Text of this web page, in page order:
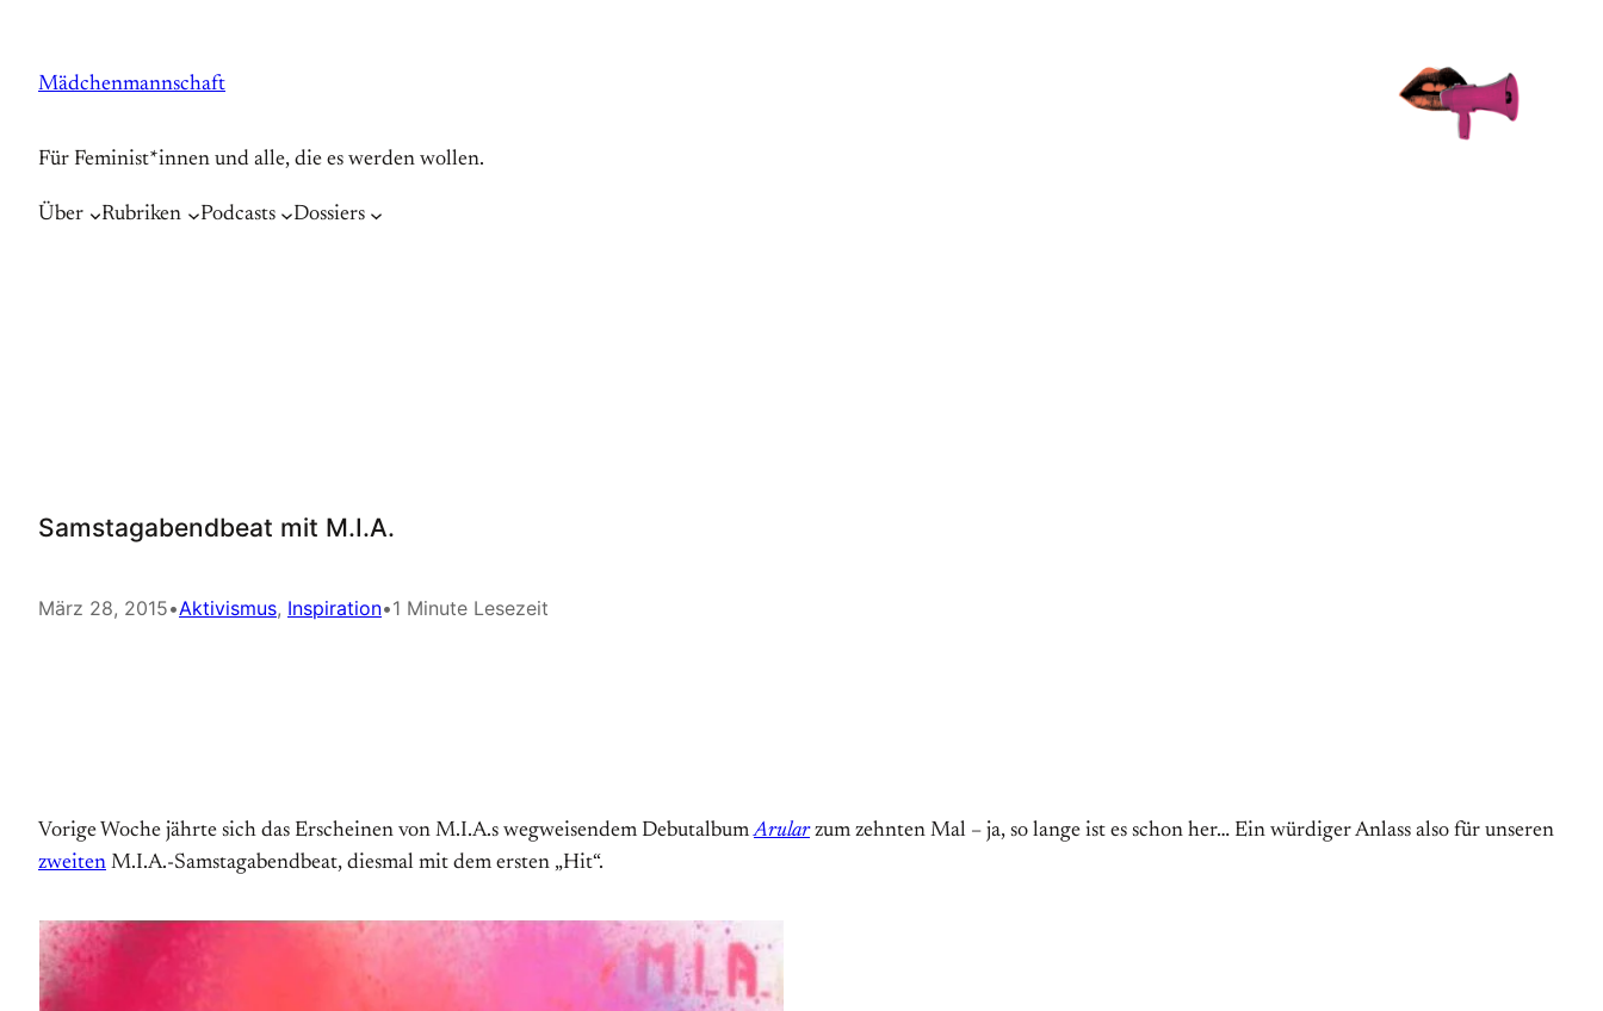
springen
Mädchenmannschaft
Für Feminist*innen und alle, die es werden wollen.
Über Rubriken Podcasts Dossiers
Samstagabendbeat mit M.I.A.
März 28, 2015•Aktivismus, Inspiration•1 Minute Lesezeit
Vorige Woche jährte sich das Erscheinen von M.I.A.s wegweisendem DebutalbumArularzum zehnten Mal – ja, so lange ist es schon her… Ein würdiger Anlass also für unseren
zweiten M.I.A.-Samstagabendbeat, diesmal mit dem ersten „Hit“.